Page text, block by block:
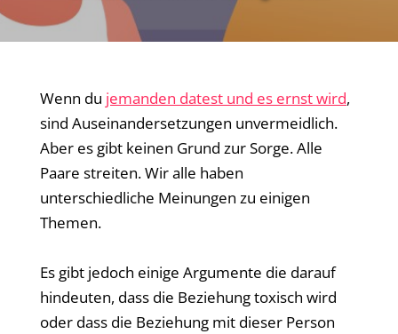
Wenn du jemanden datest und es ernst wird,
sind Auseinandersetzungen unvermeidlich.
Aber es gibt keinen Grund zur Sorge. Alle
Paare streiten. Wir alle haben
unterschiedliche Meinungen zu einigen
Themen.
Es gibt jedoch einige Argumente die darauf
hindeuten, dass die Beziehung toxisch wird
oder dass die Beziehung mit dieser Person